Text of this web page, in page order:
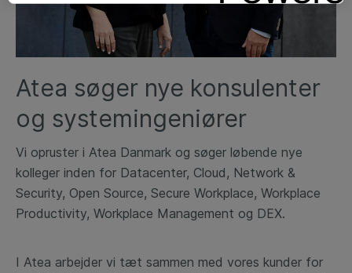
Atea søger nye konsulenter
og systemingeniører
Vi opruster i Atea Danmark og søger løbende nye
kolleger inden for Datacenter, Cloud, Network &
Security, Open Source, Secure Workplace, Workplace
Productivity, Workplace Management og DEX.
I Atea arbejder vi tæt sammen med vores kunder for